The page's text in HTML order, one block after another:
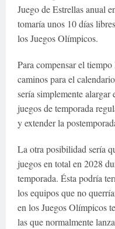
Juego de Estrellas anual
tomaría unos 10 días
los Juegos Olímpicos.
Para compensar el
caminos para el
sería simplemente
juegos de temporada
y extender la
La otra posibilidad sería
juegos en total en 2028
temporada. Ésta podría
los equipos que no
en los Juegos Olímpicos
las que normalmente